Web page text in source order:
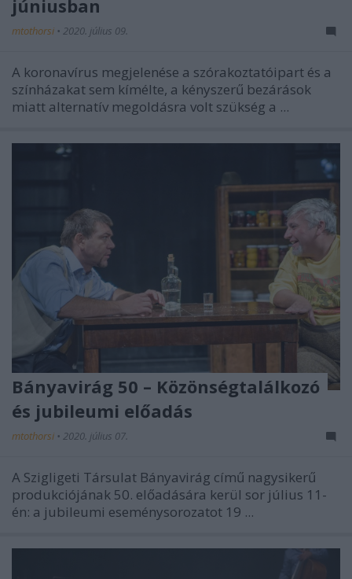
júniusban
mtothorsi • 2020. július 09.
A koronavírus megjelenése a szórakoztatóipart és a
színházakat sem kímélte, a kényszerű bezárások
miatt alternatív megoldásra volt szükség a ...
Bányavirág 50 – Közönségtalálkozó
és jubileumi előadás
mtothorsi • 2020. július 07.
A Szigligeti Társulat Bányavirág című nagysikerű
produkciójának 50. előadására kerül sor július 11-
én: a jubileumi eseménysorozatot 19 ...